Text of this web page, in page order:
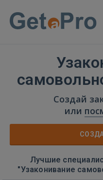
Создай
или
Лучшие
"Узаконивание